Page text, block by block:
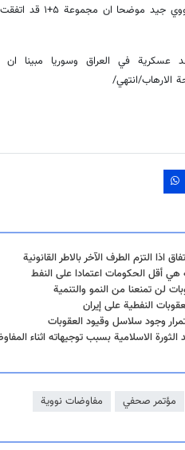
بأي جهد في سبيل
عسكرية في العراق وسوريا مبينا
الارهاب/انتهي/
اذا التزم الطرف الآخر بالاطر القانونية
أقل الحكومات اعتمادا على النفط
لن تمنعنا من النمو والتنمية
النفطية على إيران
وجود سلاسل وقيود العقوبات
الاسلامية بسبب توجيهاته اثناء
مؤتمر صحفي مفاوضات نووية